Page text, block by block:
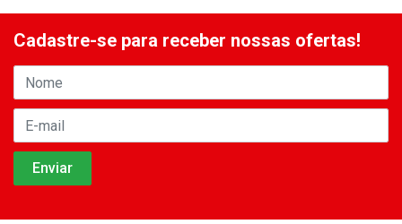
Cadastre-se para receber nossas ofertas!